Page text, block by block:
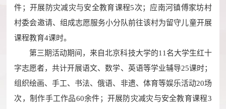
件；开展防灾减灾与安全教育课程5次；应南河镇傅家坊村
村委会邀请、组成志愿服务小分队前往该村为留守儿童开展
课程教育4课时。
第三期活动期间，来自北京科技大学的11名大学生红十
字志愿者，共计开展语文、数学、英语等学业辅导25课时；
组织绘画、手工、书法、俄语、非遗、体育等娱乐活动20场
次，制作手工作品60余件；开展防灾减灾与安全教育课程3